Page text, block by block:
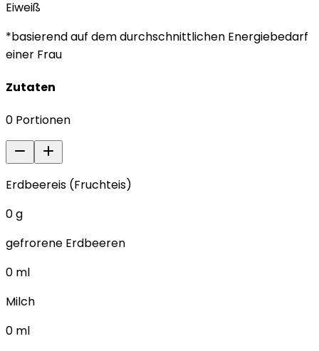
Eiweiß
*basierend auf dem durchschnittlichen Energiebedarf
einer Frau
Zutaten
0 Portionen
Erdbeereis (Fruchteis)
0g
gefrorene Erdbeeren
0 ml
Milch
0 ml